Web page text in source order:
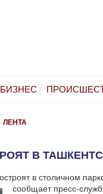
БИЗНЕС
ЛЕНТА
В
в столичном
сообщает пресс-